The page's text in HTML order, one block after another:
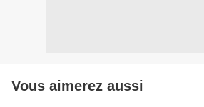
Vous aimerez aussi